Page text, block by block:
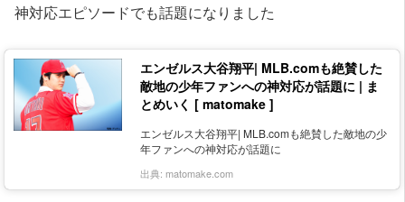
神対応エピソードでも話題になりました
エンゼルス大谷翔平| MLB.comも絶賛した
敵地の少年ファンへの神対応が話題に | ま
とめいく [ matomake ]
エンゼルス大谷翔平| MLB.comも絶賛した敵地の少
年ファンへの神対応が話題に
出典: matomake.com